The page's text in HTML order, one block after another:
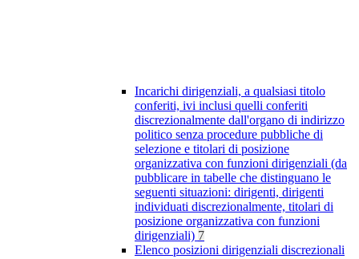
Incarichi dirigenziali, a qualsiasi titolo
conferiti, ivi inclusi quelli conferiti
discrezionalmente dall'organo di indirizzo
politico senza procedure pubbliche di
selezione e titolari di posizione
organizzativa con funzioni dirigenziali (da
pubblicare in tabelle che distinguano le
seguenti situazioni: dirigenti, dirigenti
individuati discrezionalmente, titolari di
posizione organizzativa con funzioni
dirigenziali) 7
Elenco posizioni dirigenziali discrezionali